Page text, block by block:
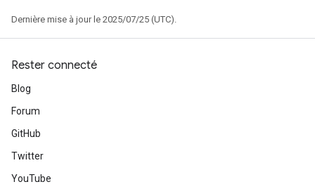
Dernière mise à jour le 2025/07/25 (UTC).
Rester connecté
Blog
Forum
GitHub
Twitter
YouTube